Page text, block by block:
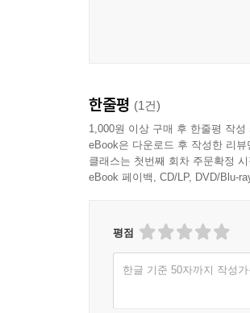
한줄평 (1건)
1,000원 이상 구매 후 한줄평 작성
eBook은 다운로드 후 작성한 리
클래스는 첫번째 회차 주문확정
eBook 페이백, CD/LP, DVD/Blu-
평점
한글 기준 50자까지 작성가